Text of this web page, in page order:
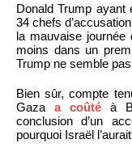
Donald Trump
34 chefs
la mauvaise journée
moins dans un
Trump ne semble
Bien sûr, compte
Gazaa coûté à
conclusion d’un
pourquoi Israël